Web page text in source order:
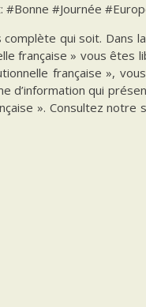
#Journée
qui soit. Dans
française » vous êtes
française »,
d’information qui
». Consultez